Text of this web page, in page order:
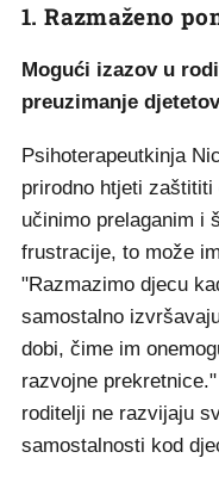
1. Razmaženo
Mogući izazov u
preuzimanje
Psihoterapeutkinja
prirodno htjeti
učinimo prelaganim i
frustracije, to može
"Razmazimo djecu
samostalno
dobi, čime im
razvojne
roditelji ne razvijaju
samostalnosti kod